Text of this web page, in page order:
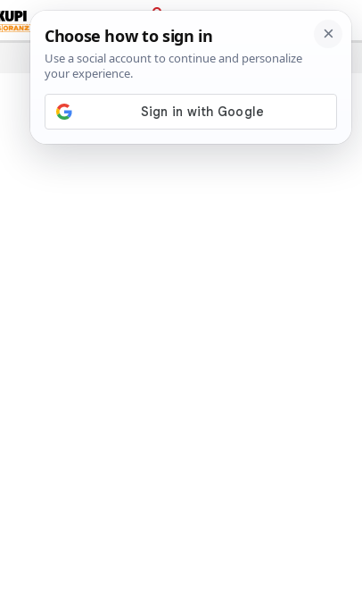
PRIJAVA